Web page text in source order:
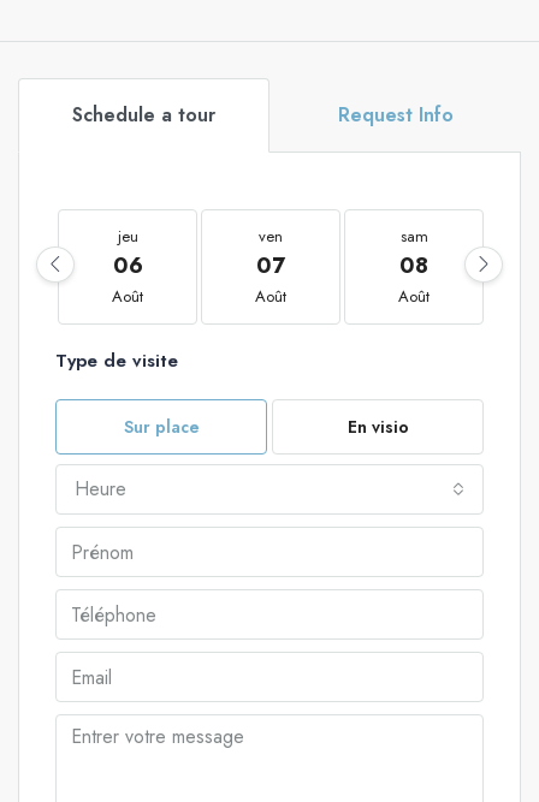
Schedule a tour Request Info
jeu
06
Août
ven
07
Août
sam
08
Août
Type de visite
Sur place En visio
Heure